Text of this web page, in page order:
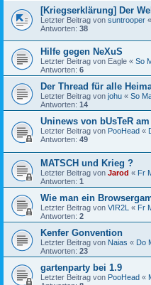
[Kriegserklärung] Der
Letzter Beitrag von suntrooper «
Antworten: 38
Hilfe gegen NeXuS
Letzter Beitrag von Eagle « So
Antworten: 6
Der Thread für alle
Letzter Beitrag von johu « So
Antworten: 14
Uninews von bUsTeR
Letzter Beitrag von PooHead «
Antworten: 49
MATSCH und Krieg ?
Letzter Beitrag von Jarod « Fr
Antworten: 1
Wie man ein
Letzter Beitrag von VIR2L « Fr
Antworten: 2
Kenfer Gonvention
Letzter Beitrag von Naias « Do
Antworten: 23
gartenparty bei 1.9
Letzter Beitrag von PooHead «